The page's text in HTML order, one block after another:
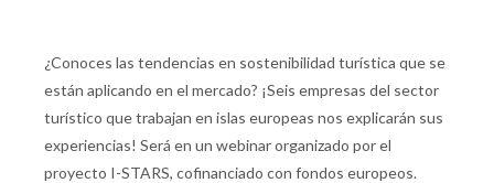
¿Conoces las tendencias en sostenibilidad turística que se
están aplicando en el mercado? ¡Seis empresas del sector
turístico que trabajan en islas europeas nos explicarán sus
experiencias! Será en un webinar organizado por el
proyecto I-STARS, cofinanciado con fondos europeos.